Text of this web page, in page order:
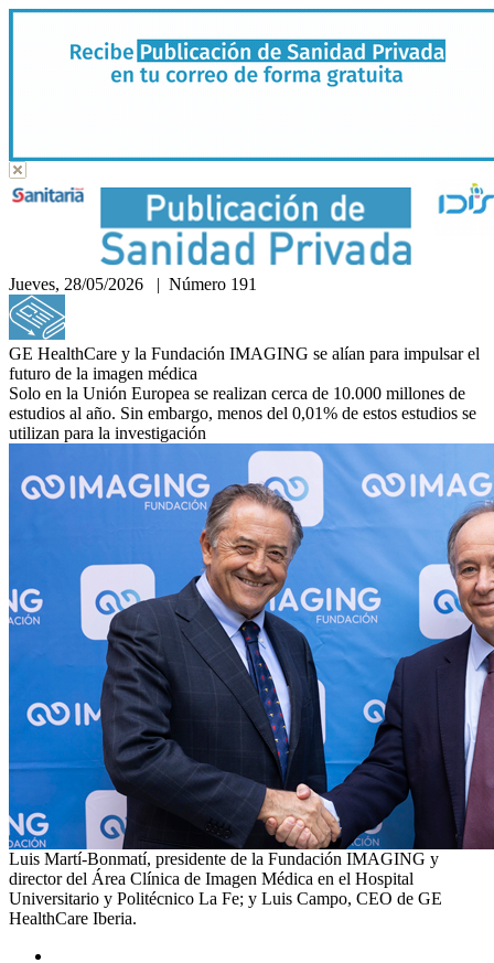
Jueves, 28/05/2026 | Número 191
GE HealthCare y la Fundación IMAGING se alían para impulsar el
futuro de la imagen médica
Solo en la Unión Europea se realizan cerca de 10.000 millones de
estudios al año. Sin embargo, menos del 0,01% de estos estudios se
utilizan para la investigación
Luis Martí-Bonmatí, presidente de la Fundación IMAGING y
director del Área Clínica de Imagen Médica en el Hospital
Universitario y Politécnico La Fe; y Luis Campo, CEO de GE
HealthCare Iberia.